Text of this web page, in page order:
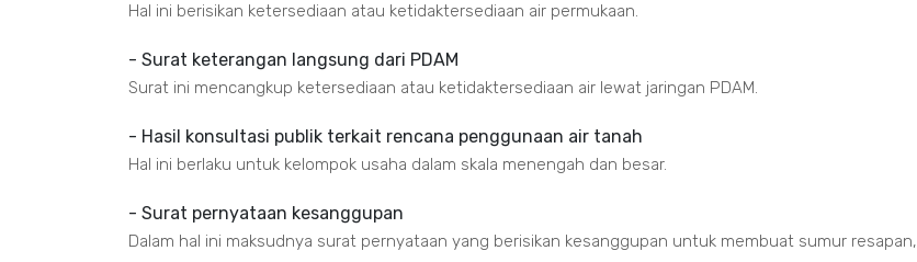
Hal ini berisikan ketersediaan atau ketidaktersediaan air permukaan.
- Surat keterangan langsung dari PDAM
Surat ini mencangkup ketersediaan atau ketidaktersediaan air lewat jaringan PDAM.
- Hasil konsultasi publik terkait rencana penggunaan air tanah
Hal ini berlaku untuk kelompok usaha dalam skala menengah dan besar.
- Surat pernyataan kesanggupan
Dalam hal ini maksudnya surat pernyataan yang berisikan kesanggupan untuk membuat sumur resapan,